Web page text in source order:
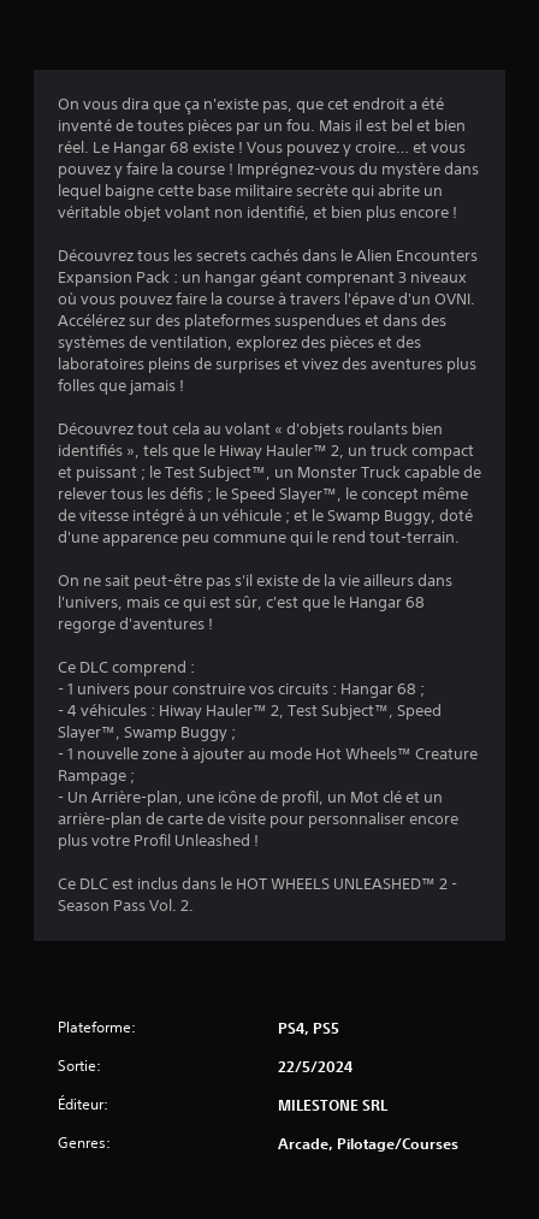
:
3
9
2
t
o
i
l
s
u
r
1
On vous dira que ça n'existe pas, que cet endroit a été
inventé de toutes pièces par un fou. Mais il est bel et bien
réel. Le Hangar 68 existe ! Vous pouvez y croire… et vous
pouvez y faire la course ! Imprégnez-vous du mystère dans
lequel baigne cette base militaire secrète qui abrite un
véritable objet volant non identifié, et bien plus encore !
Découvrez tous les secrets cachés dans le Alien Encounters
Expansion Pack : un hangar géant comprenant 3 niveaux
où vous pouvez faire la course à travers l'épave d'un OVNI.
Accélérez sur des plateformes suspendues et dans des
systèmes de ventilation, explorez des pièces et des
laboratoires pleins de surprises et vivez des aventures plus
folles que jamais !
Découvrez tout cela au volant « d'objets roulants bien
identifiés », tels que le Hiway Hauler™ 2, un truck compact
et puissant ; le Test Subject™, un Monster Truck capable de
relever tous les défis ; le Speed Slayer™, le concept même
de vitesse intégré à un véhicule ; et le Swamp Buggy, doté
d'une apparence peu commune qui le rend tout-terrain.
On ne sait peut-être pas s'il existe de la vie ailleurs dans
l'univers, mais ce qui est sûr, c'est que le Hangar 68
regorge d'aventures !
Ce DLC comprend :
- 1 univers pour construire vos circuits : Hangar 68 ;
- 4 véhicules : Hiway Hauler™ 2, Test Subject™, Speed
Slayer™, Swamp Buggy ;
- 1 nouvelle zone à ajouter au mode Hot Wheels™ Creature
Rampage ;
- Un Arrière-plan, une icône de profil, un Mot clé et un
arrière-plan de carte de visite pour personnaliser encore
plus votre Profil Unleashed !
Ce DLC est inclus dans le HOT WHEELS UNLEASHED™ 2 -
Season Pass Vol. 2.
Plateforme: PS4, PS5
Sortie: 22/5/2024
Éditeur: MILESTONE SRL
Genres: Arcade, Pilotage/Courses